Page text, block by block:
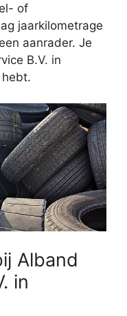
of
jaarkilometrage
aanrader. Je
B.V. in
Alband
in